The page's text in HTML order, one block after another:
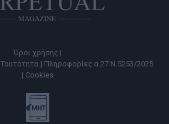
Όροι χρήσης |
Ταυτότητα | Πληροφορίες α.27 Ν.5253/2025
| Cookies